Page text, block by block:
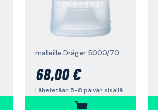
malleille Dräger 5000/7000, 10 kpl
68,00 €
Lähetetään 5-8 päivän sisällä